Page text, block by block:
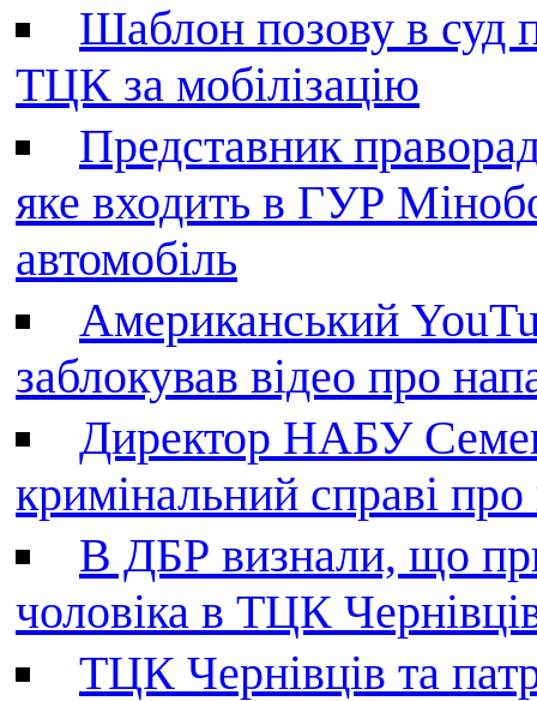
Шаблон позову в суд
ТЦК за мобілізацію
Представник
яке входить в ГУР
автомобіль
Американський
заблокував відео про
Директор НАБУ
кримінальний справі
В ДБР визнали, що
чоловіка в ТЦК Чернівців
ТЦК Чернівців та